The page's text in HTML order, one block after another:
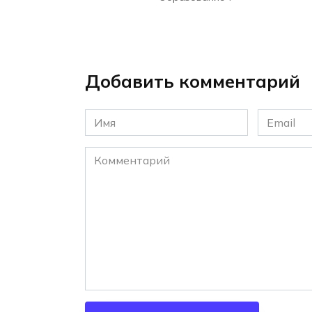
Добавить комментарий
Имя
*
Email
*
Комментарий